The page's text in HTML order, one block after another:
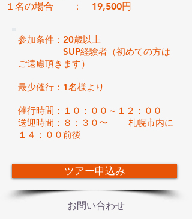
１名の場合 ： 19,500円
参加条件：20歳以上
SUP経験者（初めての方は
ご遠慮頂きます）
最少催行：1名様より
催行時間：１０：００～１２：００
​送迎時間：８：３０〜 札幌市内に
１４：００前後
ツアー申込み
お問い合わせ